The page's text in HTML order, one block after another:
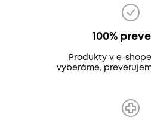
100%
Produkty v e-
vyberáme,